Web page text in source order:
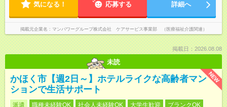
気になる！ 応募する 詳細へ
掲載元企業名 マンパワーグループ株式会社 ケアサービス事業部 （医療福祉介護関連）
掲載日：2026.08.08
未読
NEW
かほく市【週2日～】ホテルライクな高齢者マン
ションで生活サポート
派遣 職種未経験OK 社会人未経験OK 大学生歓迎
ブランクOK